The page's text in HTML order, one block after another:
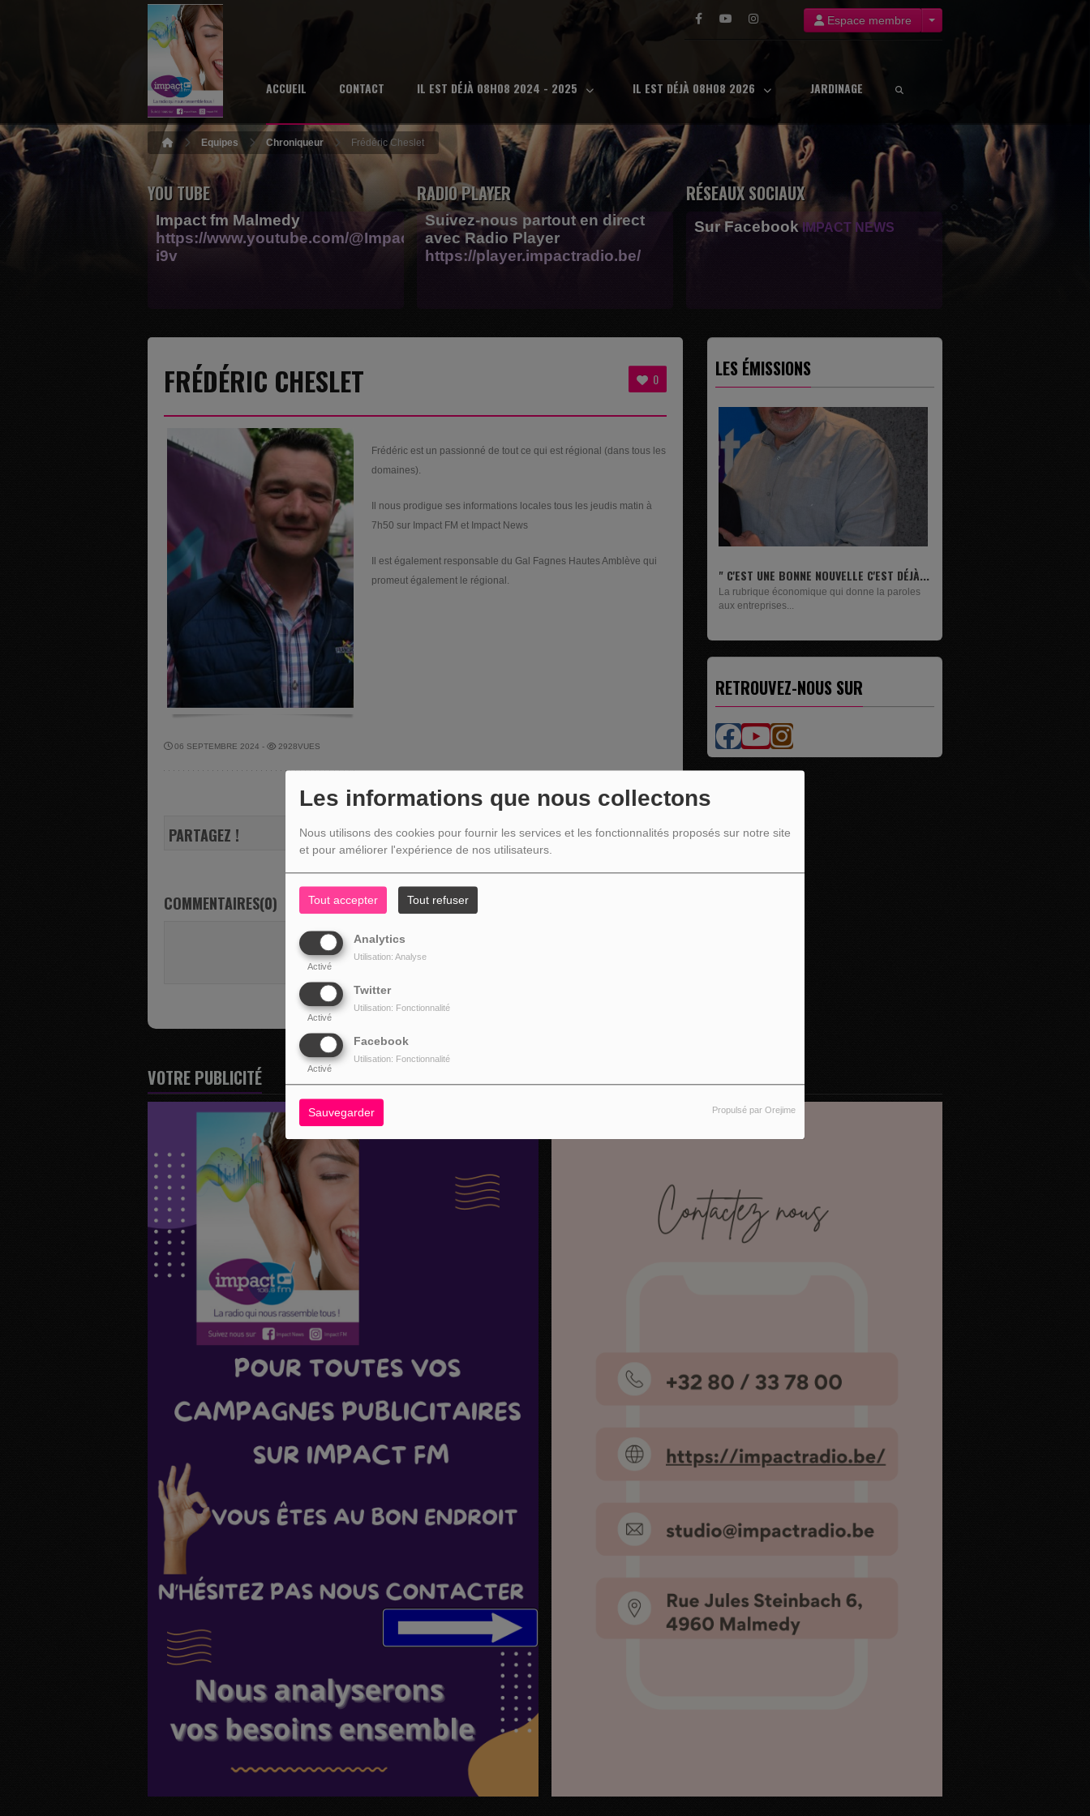
Les informations que nous collectons
Nous utilisons des cookies pour fournir les services et les fonctionnalités proposés sur notre site
et pour améliorer l'expérience de nos utilisateurs.
Tout accepter Tout refuser
Analytics
Activé
Utilisation: Analyse
Twitter
Activé
Utilisation: Fonctionnalité
Facebook
Activé
Utilisation: Fonctionnalité
Sauvegarder Propulsé par Orejime
Espace membre
ACCUEIL CONTACT IL EST DÉJÀ 08H08 2024 - 2025 IL EST DÉJÀ 08H08 2026 JARDINAGE
Equipes Chroniqueur Frédéric Cheslet
YOU TUBE
Impact fm Malmedy
https://www.youtube.com/@Impactfm-
i9v
RADIO PLAYER
Suivez-nous partout en direct
avec Radio Player
https://player.impactradio.be/
RÉSEAUX SOCIAUX
Sur Facebook IMPACT NEWS
0
FRÉDÉRIC CHESLET
06 SEPTEMBRE 2024 - 2928VUES
Frédéric est un passionné de tout ce qui est régional (dans tous les
domaines).
Il nous prodigue ses informations locales tous les jeudis matin à
7h50 sur Impact FM et Impact News
Il est également responsable du Gal Fagnes Hautes Amblève qui
promeut également le régional.
PARTAGEZ !
COMMENTAIRES(0)
Vous devez être connecté pour commenter
SE CONNECTER
LES ÉMISSIONS
" C'EST UNE BONNE NOUVELLE C'EST DÉJÀ...
La rubrique économique qui donne la paroles
LIVRES
Un lundi sur deux, Maxime Janssens vous
présente les livres de...
RETROUVEZ-NOUS SUR
VOTRE PUBLICITÉ